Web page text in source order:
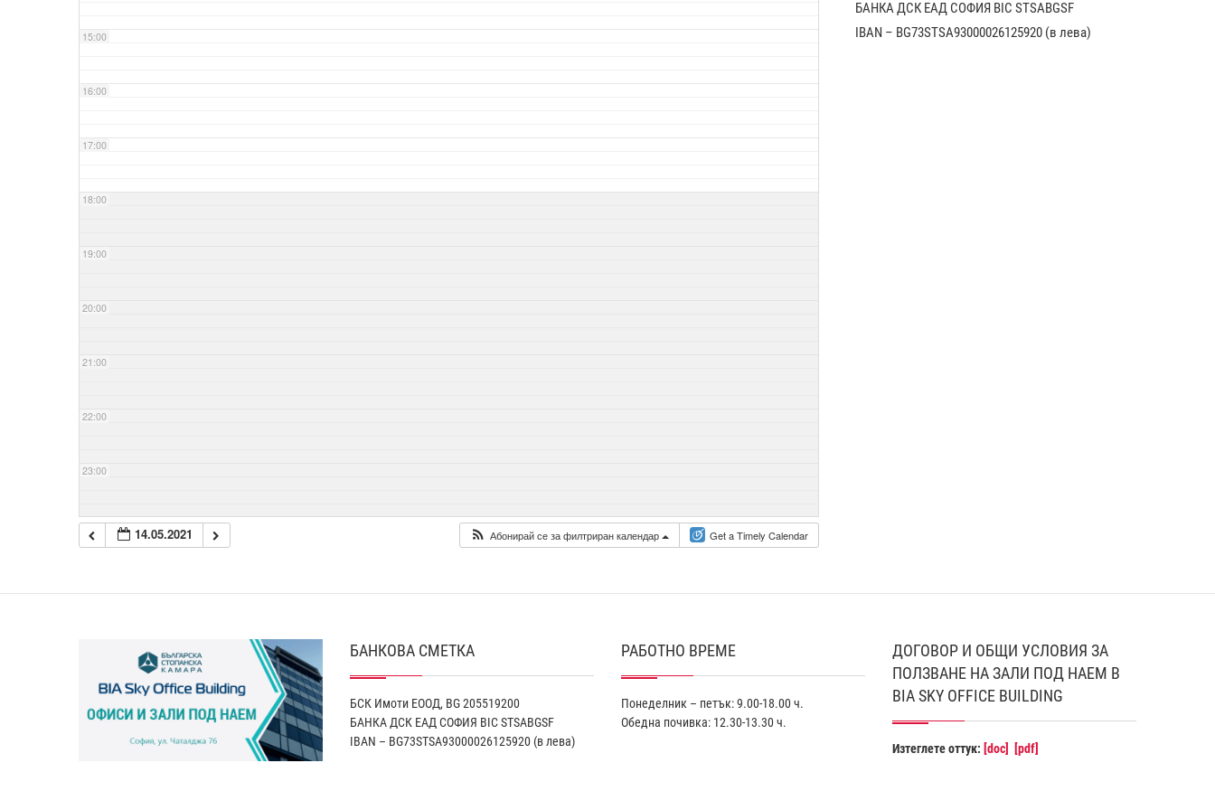
15:00
16:00
17:00
18:00
19:00
20:00
21:00
22:00
23:00
14.05.2021 Абонирай се за филтриран календар Get a Timely Calendar
БАНКА ДСК EАД СОФИЯ BIC STSABGSF
IBAN – BG73STSA93000026125920 (в лева)
БАНКОВА СМЕТКА
БСК Имоти ЕООД, BG 205519200
БАНКА ДСК EАД СОФИЯ BIC STSABGSF
IBAN – BG73STSA93000026125920 (в лева)
РАБОТНО ВРЕМЕ
Понеделник – петък: 9.00-18.00 ч.
Обедна почивка: 12.30-13.30 ч.
ДОГОВОР И ОБЩИ УСЛОВИЯ ЗА
ПОЛЗВАНЕ НА ЗАЛИ ПОД НАЕМ В
BIA SKY OFFICE BUILDING
Изтеглете оттук: [doc] [pdf]